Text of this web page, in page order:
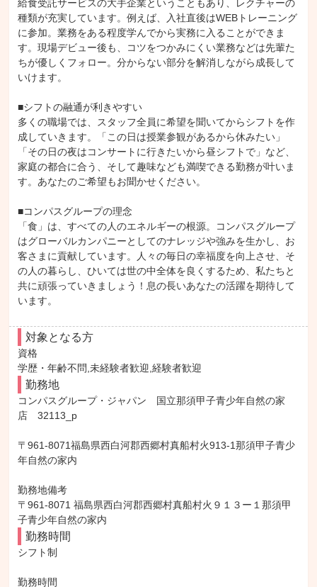
給食受託サービスの大手企業ということもあり、レクチャーの
種類が充実しています。例えば、入社直後はWEBトレーニング
に参加。業務をある程度学んでから実務に入ることができま
す。現場デビュー後も、コツをつかみにくい業務などは先輩た
ちが優しくフォロー。分からない部分を解消しながら成長して
いけます。
■シフトの融通が利きやすい
多くの職場では、スタッフ全員に希望を聞いてからシフトを作
成していきます。「この日は授業参観があるから休みたい」
「その日の夜はコンサートに行きたいから昼シフトで」など、
家庭の都合に合う、そして趣味なども満喫できる勤務が叶いま
す。あなたのご希望もお聞かせください。
■コンパスグループの理念
「食」は、すべての人のエネルギーの根源。コンパスグループ
はグローバルカンパニーとしてのナレッジや強みを生かし、お
客さまに貢献しています。人々の毎日の幸福度を向上させ、そ
の人の暮らし、ひいては世の中全体を良くするため、私たちと
共に頑張っていきましょう！息の長いあなたの活躍を期待して
います。
対象となる方
資格
学歴・年齢不問,未経験者歓迎,経験者歓迎
勤務地
コンパスグループ・ジャパン　国立那須甲子青少年自然の家
店　32113_p
〒961-8071福島県西白河郡西郷村真船村火913-1那須甲子青少
年自然の家内
勤務地備考
〒961-8071 福島県西白河郡西郷村真船村火９１３ー１那須甲
子青少年自然の家内
勤務時間
シフト制
勤務時間